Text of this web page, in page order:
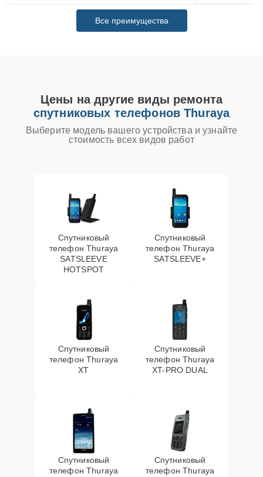
Все преимущества
Цены на другие виды ремонта
спутниковых телефонов Thuraya
Выберите модель вашего устройства и узнайте
стоимость всех видов работ
Спутниковый
телефон Thuraya
SATSLEEVE
HOTSPOT
Спутниковый
телефон Thuraya
SATSLEEVE+
Спутниковый
телефон Thuraya
XT
Спутниковый
телефон Thuraya
XT-PRO DUAL
Спутниковый
телефон Thuraya
Спутниковый
телефон Thuraya